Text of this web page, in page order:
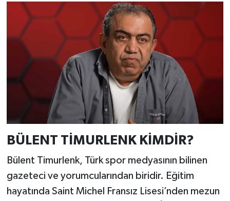
BÜLENT TİMURLENK KİMDİR?
Bülent Timurlenk, Türk spor medyasının bilinen
gazeteci ve yorumcularından biridir. Eğitim
hayatında Saint Michel Fransız Lisesi’nden mezun